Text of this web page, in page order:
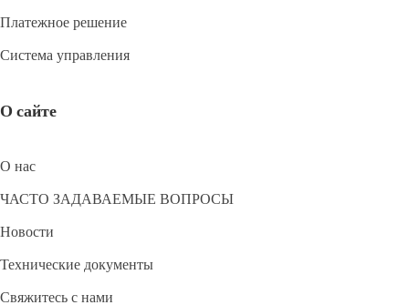
Платежное решение
Система управления
О сайте
О нас
ЧАСТО ЗАДАВАЕМЫЕ ВОПРОСЫ
Новости
Технические документы
Свяжитесь с нами